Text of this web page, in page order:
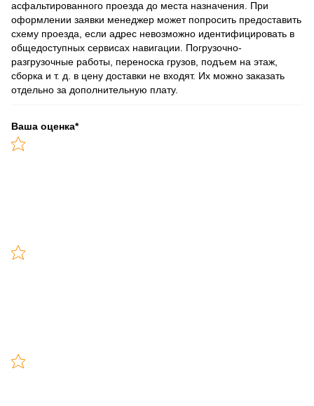
асфальтированного проезда до места назначения. При
оформлении заявки менеджер может попросить предоставить
схему проезда, если адрес невозможно идентифицировать в
общедоступных сервисах навигации. Погрузочно-
разгрузочные работы, переноска грузов, подъем на этаж,
сборка и т. д. в цену доставки не входят. Их можно заказать
отдельно за дополнительную плату.
Ваша оценка*